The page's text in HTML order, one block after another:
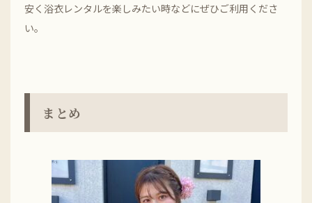
安く浴衣レンタルを楽しみたい時などにぜひご利用くださ
い。
まとめ